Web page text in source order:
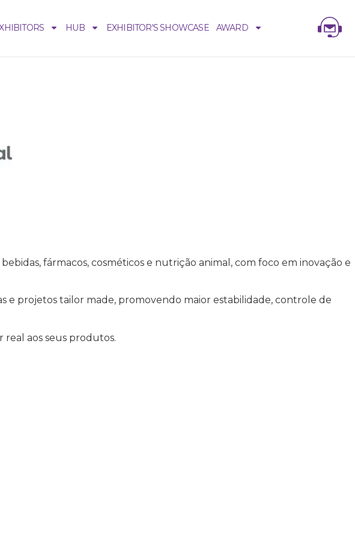
HUB EXHIBITOR'S SHOWCASE AWARD
fármacos, cosméticos e nutrição animal, com foco em inovação e
e projetos tailor made, promovendo maior estabilidade, controle de
aos seus produtos.